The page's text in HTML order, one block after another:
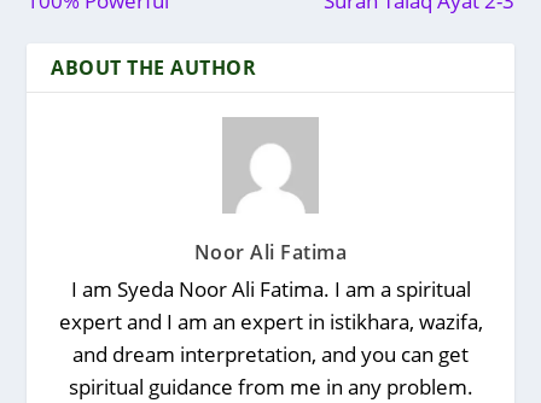
ABOUT THE AUTHOR
Noor Ali Fatima
I am Syeda Noor Ali Fatima. I am a spiritual
expert and I am an expert in istikhara, wazifa,
and dream interpretation, and you can get
spiritual guidance from me in any problem.